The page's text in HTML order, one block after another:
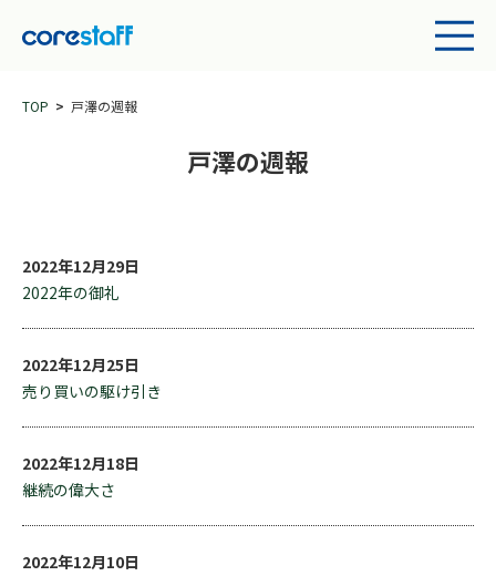
TOP 戸澤の週報
戸澤の週報
2022年12月29日
2022年の御礼
2022年12月25日
売り買いの駆け引き
2022年12月18日
継続の偉大さ
2022年12月10日